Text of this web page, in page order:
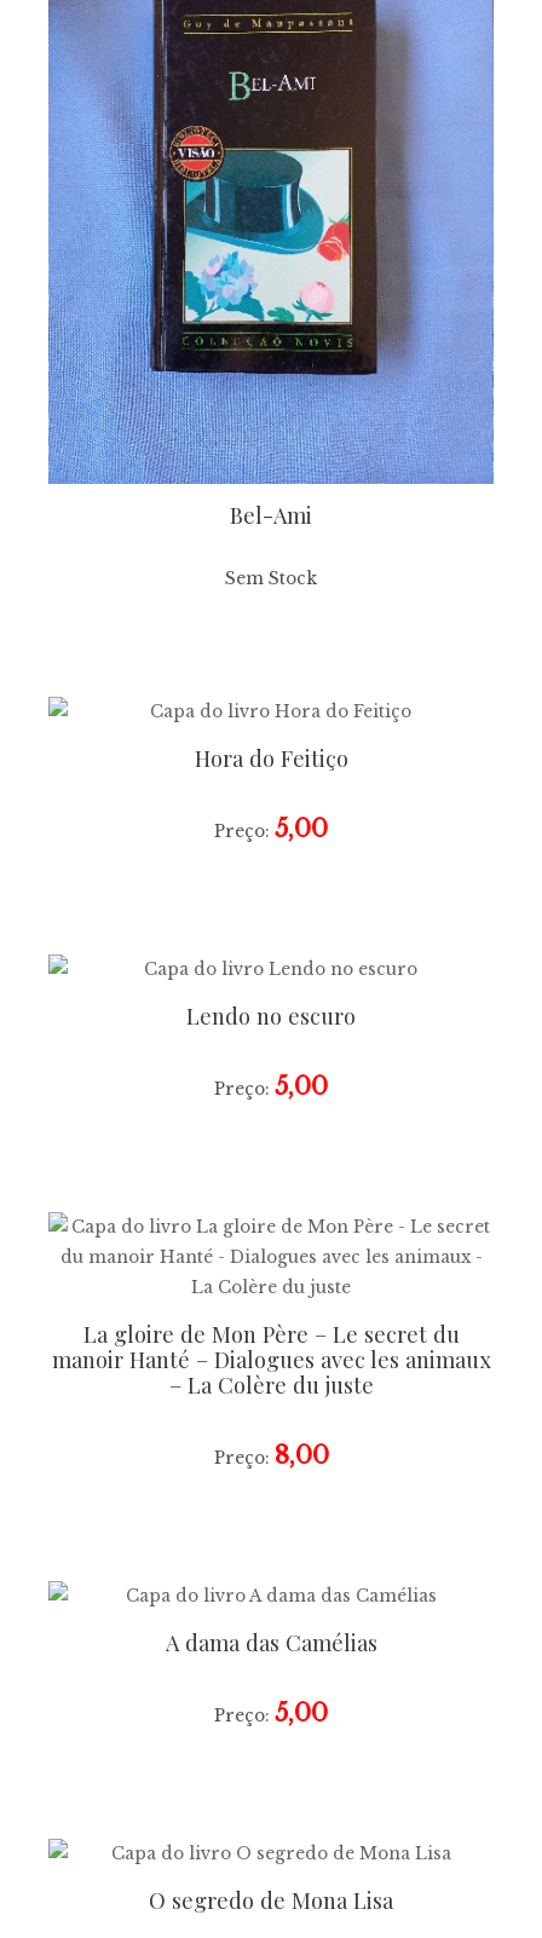
Bel-Ami
Sem Stock
Hora do Feitiço
Preço: 5,00
Lendo no escuro
Preço: 5,00
La gloire de Mon Père – Le secret du
manoir Hanté – Dialogues avec les animaux
– La Colère du juste
Preço: 8,00
A dama das Camélias
Preço: 5,00
O segredo de Mona Lisa